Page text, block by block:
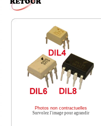
Photos non contractuelles
Survolez l'image pour agrandir